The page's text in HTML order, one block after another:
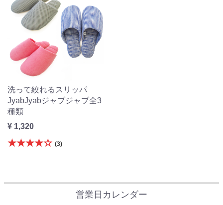
洗って絞れるスリッパ
JyabJyabジャブジャブ全3
種類
¥ 1,320
★★★★☆ (3)
営業日カレンダー